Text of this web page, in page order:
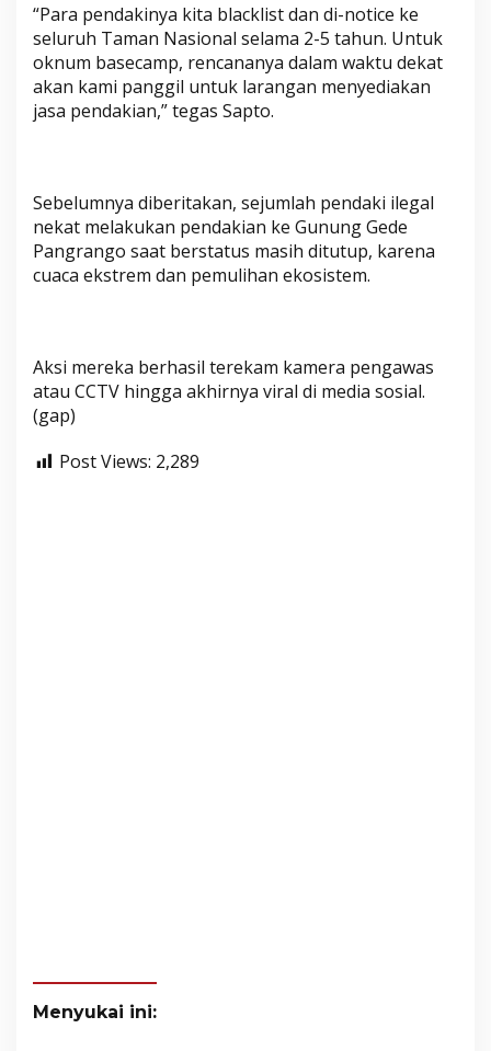
“Para pendakinya kita blacklist dan di-notice ke
seluruh Taman Nasional selama 2-5 tahun. Untuk
oknum basecamp, rencananya dalam waktu dekat
akan kami panggil untuk larangan menyediakan
jasa pendakian,” tegas Sapto.
Sebelumnya diberitakan, sejumlah pendaki ilegal
nekat melakukan pendakian ke Gunung Gede
Pangrango saat berstatus masih ditutup, karena
cuaca ekstrem dan pemulihan ekosistem.
Aksi mereka berhasil terekam kamera pengawas
atau CCTV hingga akhirnya viral di media sosial.
(gap)
Post Views: 2,289
Menyukai ini: